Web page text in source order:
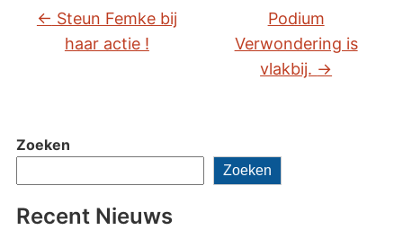
Zoeken
Zoeken
Recent Nieuws
← Steun Femke bij
haar actie !
Podium
Verwondering is
vlakbij. →